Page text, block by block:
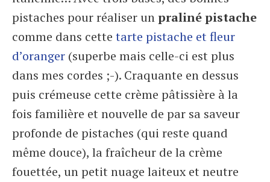
pistaches pour réaliser unpraliné pistache
comme dans cette tarte pistache et fleur
d’oranger (superbe mais celle-ci est plus
dans mes cordes ;-). Craquante en dessus
puis crémeuse cette crème pâtissière à la
fois familière et nouvelle de par sa saveur
profonde de pistaches (qui reste quand
même douce), la fraîcheur de la crème
fouettée, un petit nuage laiteux et neutre